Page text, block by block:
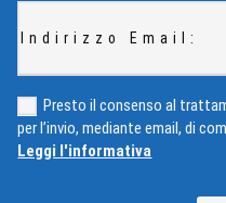
Presto il consenso al
per l’invio, mediante email, di
Leggi l'informativa